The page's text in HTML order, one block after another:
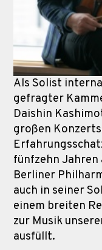
Als Solist
gefragter
Daishin
großen
fünfzehn
Berliner
auch in seiner
einem breiten
zur Musik
ausfüllt.